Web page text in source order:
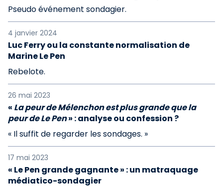
Pseudo événement sondagier.
4 janvier 2024
Luc Ferry ou la constante normalisation de
Marine Le Pen
Rebelote.
26 mai 2023
« La peur de Mélenchon est plus grande que la
peur de Le Pen» : analyse ou confession ?
« Il suffit de regarder les sondages. »
17 mai 2023
« Le Pen grande gagnante » : un matraquage
médiatico-sondagier